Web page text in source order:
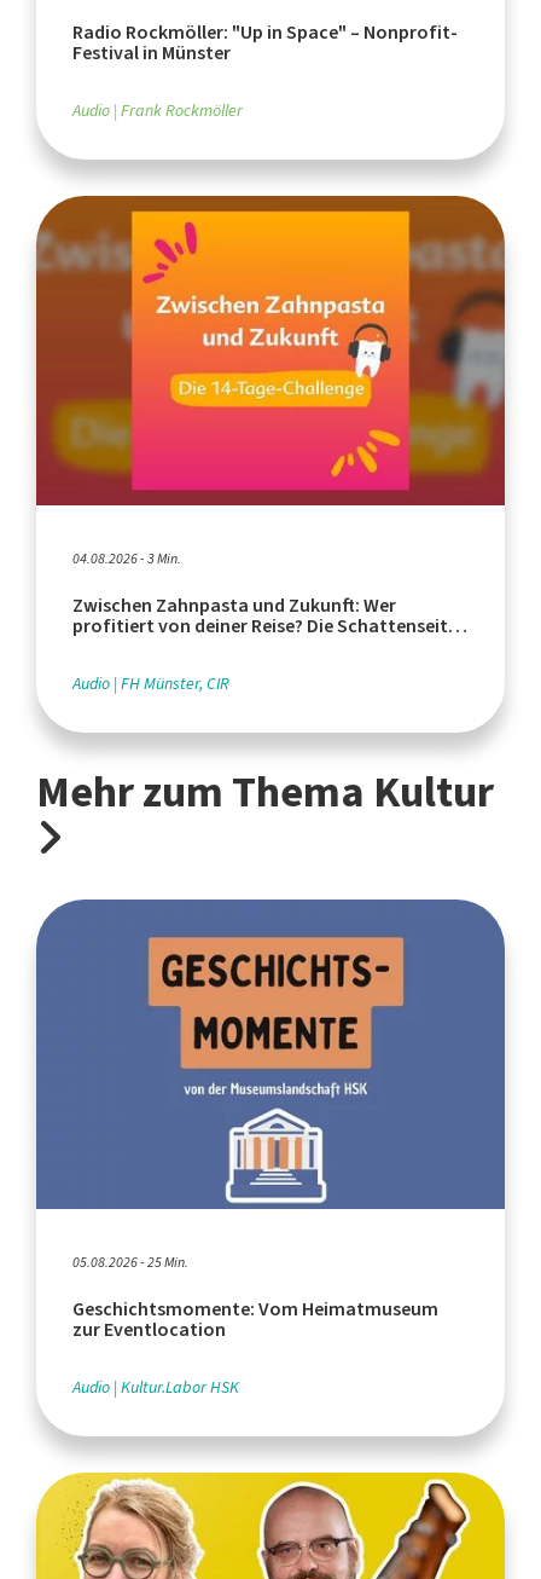
Radio Rockmöller: "Up in Space" – Nonprofit-
Festival in Münster
Audio Frank Rockmöller
04.08.2026 - 3 Min.
Zwischen Zahnpasta und Zukunft: Wer
profitiert von deiner Reise? Die Schattenseiten
Audio FH Münster, CIR
Mehr zum Thema Kultur
05.08.2026 - 25 Min.
Geschichtsmomente: Vom Heimatmuseum
zur Eventlocation
Audio Kultur.Labor HSK